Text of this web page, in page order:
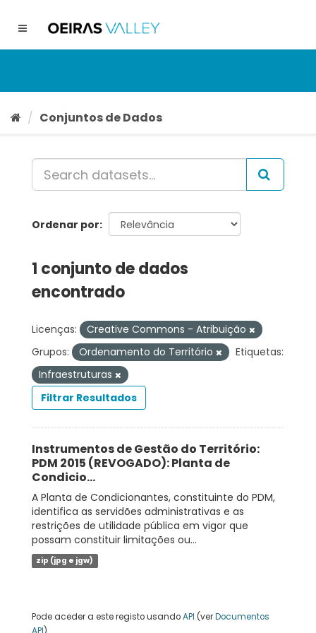
conteúdo
Toggle
Conjuntos de Dados
Ordenar por
1 conjunto de dados
encontrado
Licenças:
Creative Commons - Atribuição
Grupos:
Ordenamento do Território
Etiquetas:
Infraestruturas
Filtrar Resultados
Instrumentos de Gestão do Território:
PDM 2015 (REVOGADO): Planta de
Condicio...
A Planta de Condicionantes, constituinte do PDM,
identifica as servidões administrativas e as
restrições de utilidade pública em vigor que
possam constituir limitações ou...
zip (jpg e jgw)
Pode aceder a este registo usandoAPI (verDocumentos